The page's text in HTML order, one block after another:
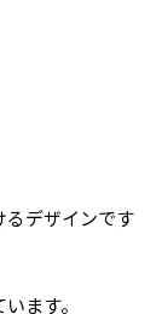
るデザインです
ます。